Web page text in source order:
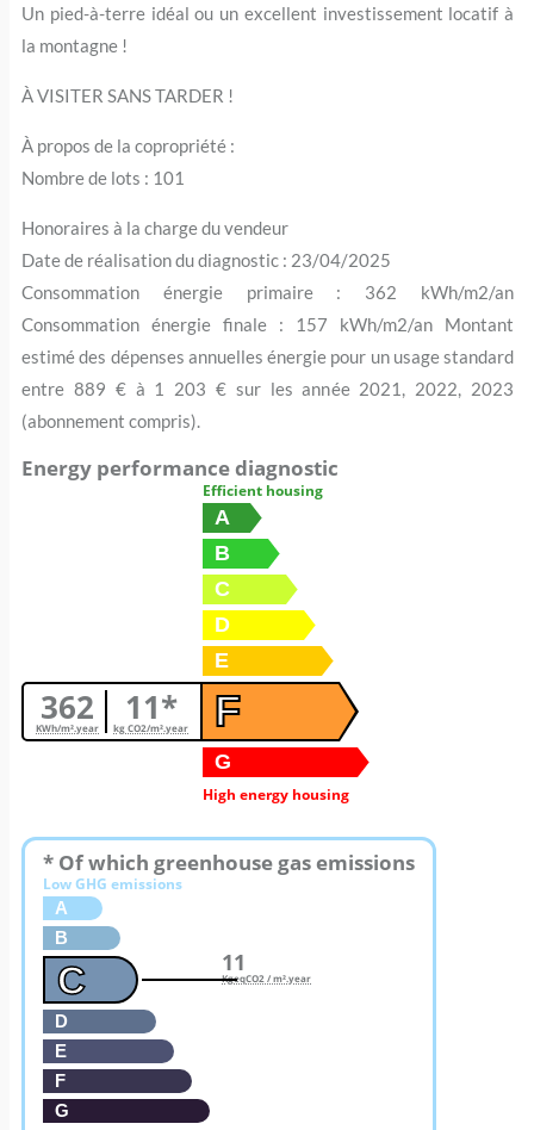
Un pied-à-terre idéal ou un excellent investissement locatif à
la montagne !
À VISITER SANS TARDER !
À propos de la copropriété :
Nombre de lots : 101
Honoraires à la charge du vendeur
Date de réalisation du diagnostic : 23/04/2025
Consommation énergie primaire : 362 kWh/m2/an
Consommation énergie finale : 157 kWh/m2/an Montant
estimé des dépenses annuelles énergie pour un usage standard
entre 889 € à 1 203 € sur les année 2021, 2022, 2023
(abonnement compris).
Energy performance diagnostic
362
KWh/m².year 11*
kg CO2/m².year
Efficient housing
A
B
C
D
E
F
G
High energy housing
* Of which greenhouse gas emissions
Low GHG emissions
A
B
C
D
E
F
G
11
KgeqCO2 / m².year